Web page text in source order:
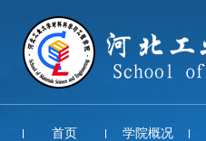
首页 学院概况